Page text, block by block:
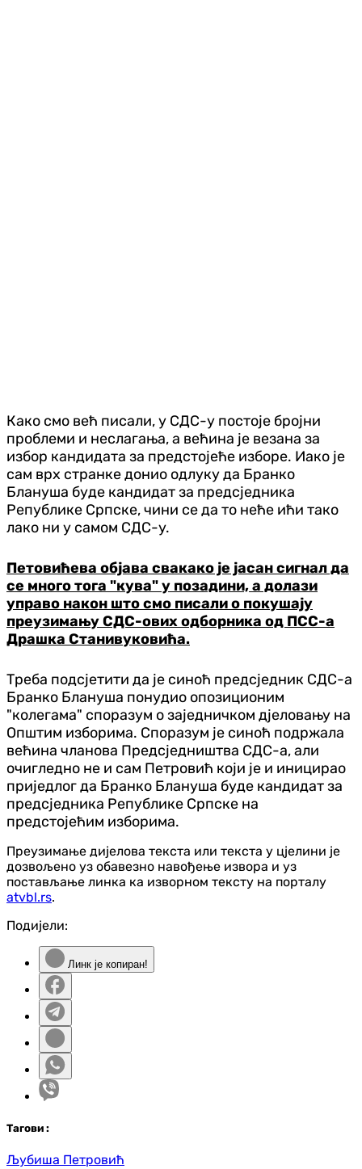
Како смо већ писали, у СДС-у постоје бројни
проблеми и неслагања, а већина је везана за
избор кандидата за предстојеће изборе. Иако је
сам врх странке донио одлуку да Бранко
Блануша буде кандидат за предсједника
Републике Српске, чини се да то неће ићи тако
лако ни у самом СДС-у.
Петовићева објава свакако је јасан сигнал да
се много тога "кува" у позадини, а долази
управо након што смо писали о покушају
преузимању СДС-ових одборника од ПСС-а
Драшка Станивуковића.
Треба подсјетити да је синоћ предсједник СДС-а
Бранко Блануша понудио опозиционим
"колегама" споразум о заједничком дјеловању на
Општим изборима. Споразум је синоћ подржала
већина чланова Предсједништва СДС-а, али
очигледно не и сам Петровић који је и иницирао
приједлог да Бранко Блануша буде кандидат за
предсједника Републике Српске на
предстојећим изборима.
Преузимање дијелова текста или текста у цјелини је
дозвољено уз обавезно навођење извора и уз
постављање линка ка изворном тексту на порталу
atvbl.rs.
Подијели:
Линк је копиран!
Тагови :
Љубиша Петровић